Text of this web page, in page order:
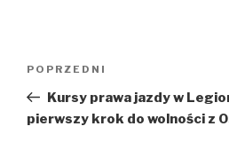
Poprzedni
wpis
POPRZEDNI
Kursy prawa jazdy w
pierwszy krok do wolności z